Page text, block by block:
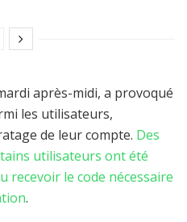
après-midi, a provoqué
les utilisateurs,
de leur compte. Des
utilisateurs ont été
recevoir le code nécessaire
.